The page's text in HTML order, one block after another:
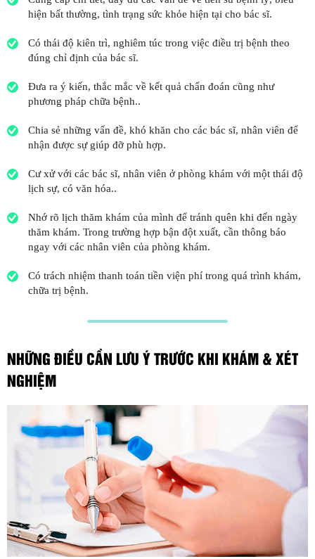
hiện bất thường, tình trạng sức khỏe hiện tại cho bác sĩ.
Có thái độ kiên trì, nghiêm túc trong việc điều trị bệnh theo
đúng chỉ định của bác sĩ.
Đưa ra ý kiến, thắc mắc về kết quả chẩn đoán cũng như
phương pháp chữa bệnh..
Chia sẻ những vấn đề, khó khăn cho các bác sĩ, nhân viên để
nhận được sự giúp đỡ phù hợp.
Cư xử với các bác sĩ, nhân viên ở phòng khám với một thái độ
lịch sự, có văn hóa..
Nhớ rõ lịch thăm khám của mình để tránh quên khi đến ngày
thăm khám. Trong trường hợp bận đột xuất, cần thông báo
ngay với các nhân viên của phòng khám.
Có trách nhiệm thanh toán tiền viện phí trong quá trình khám,
chữa trị bệnh.
NHỮNG ĐIỀU CẦN LƯU Ý TRƯỚC KHI KHÁM & XÉT
NGHIỆM